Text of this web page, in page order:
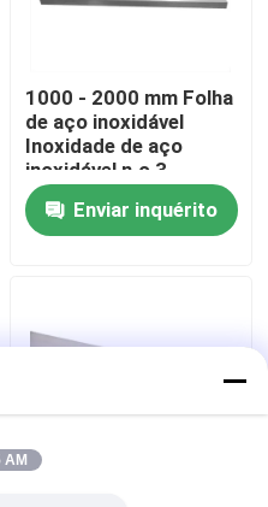
1000 - 2000 mm Folha
de aço inoxidável
Inoxidade de aço
inoxidável n.o 3
Superfície
Enviar inquérito
AM